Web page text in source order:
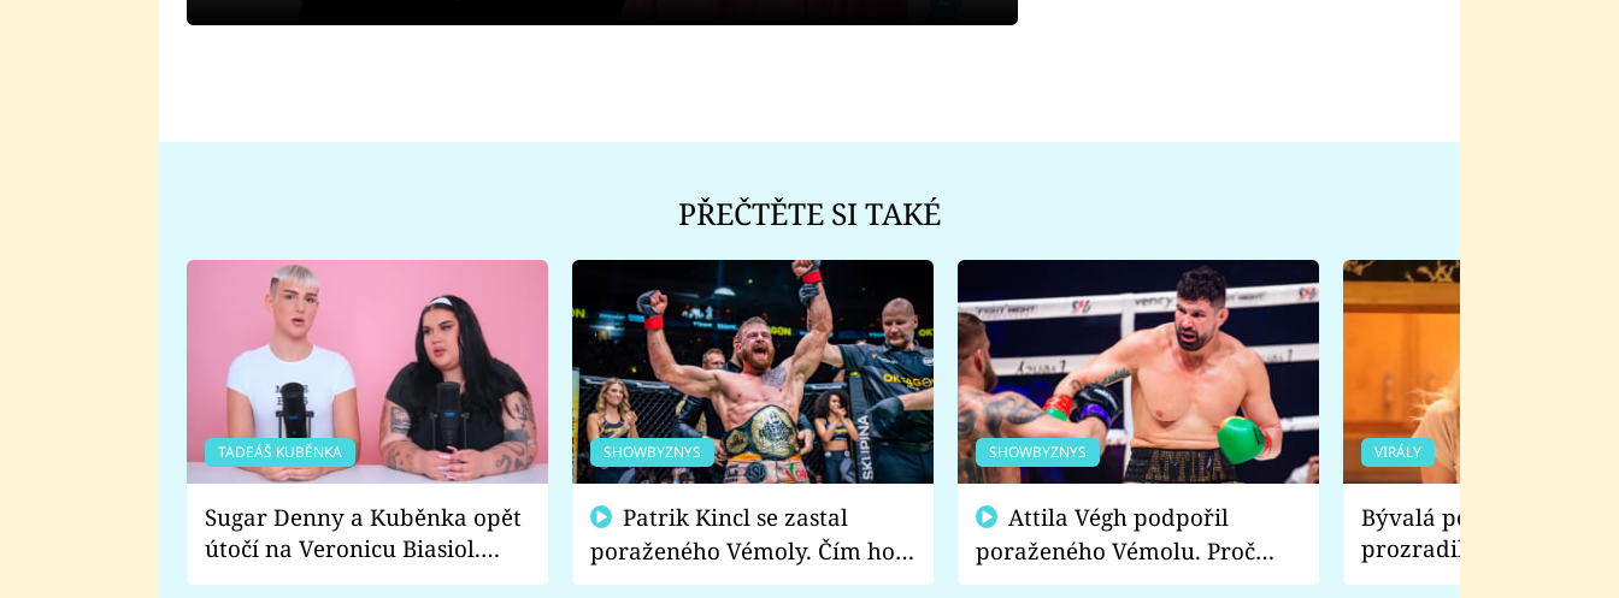
PŘEČTĚTE SI TAKÉ
TADEÁŠ KUBĚNKA
Sugar Denny a Kuběnka opět
útočí na Veronicu Biasiol.
Proč je podle nich falešná a
SHOWBYZNYS
poraženého Vémoly. Čím ho
fanoušci naštvali?
SHOWBYZNYS
poraženého Vémolu. Proč
chce raději zápasit s ním než
VIRÁLY
Bývalá pornoherečka
prozradila, co ji
natáčení Euforie.